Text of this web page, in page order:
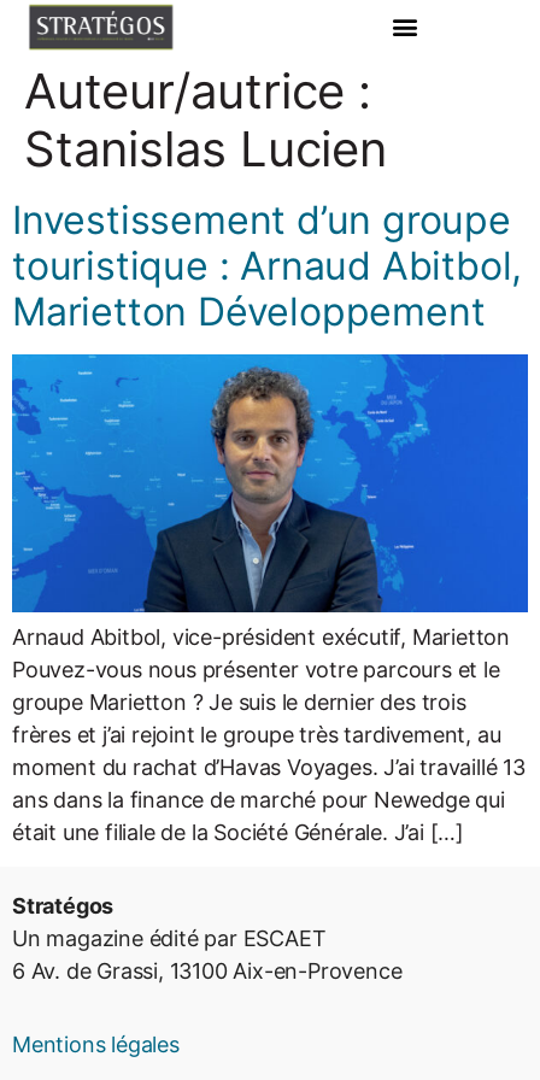
Auteur/autrice :
Stanislas Lucien
Investissement d’un groupe
touristique : Arnaud Abitbol,
Marietton Développement
Arnaud Abitbol, vice-président exécutif, Marietton
Pouvez-vous nous présenter votre parcours et le
groupe Marietton ? Je suis le dernier des trois
frères et j’ai rejoint le groupe très tardivement, au
moment du rachat d’Havas Voyages. J’ai travaillé 13
ans dans la finance de marché pour Newedge qui
était une filiale de la Société Générale. J’ai […]
Stratégos
Un magazine édité par ESCAET
6 Av. de Grassi, 13100 Aix-en-Provence
Mentions légales